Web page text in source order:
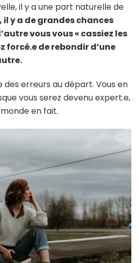
il y a une part naturelle de
il y a de grandes chances
vous vous « cassiez les
forcé.e de rebondir d’une
des erreurs au départ. Vous en
vous serez devenu expert.e,
en fait.